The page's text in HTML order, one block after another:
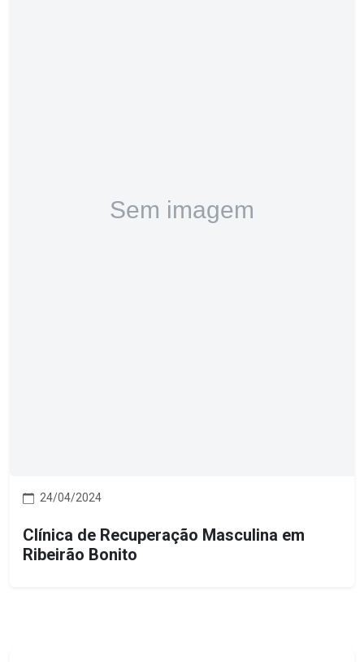
24/04/2024
Clínica de Recuperação Masculina em
Ribeirão Bonito